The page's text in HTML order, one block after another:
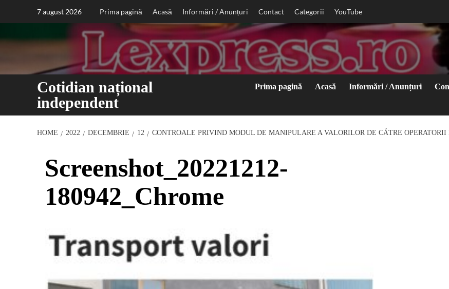
7 august 2026 Prima pagină Acasă Informări / Anunțuri Contact Categorii YouTube
Cotidian național
independent
Prima pagină Acasă Informări / Anunțuri
HOME 2022 DECEMBRIE 12 CONTROALE PRIVIND MODUL DE MANIPULARE A VALORILOR DE CĂTRE OPERATORII
Screenshot_20221212-
180942_Chrome